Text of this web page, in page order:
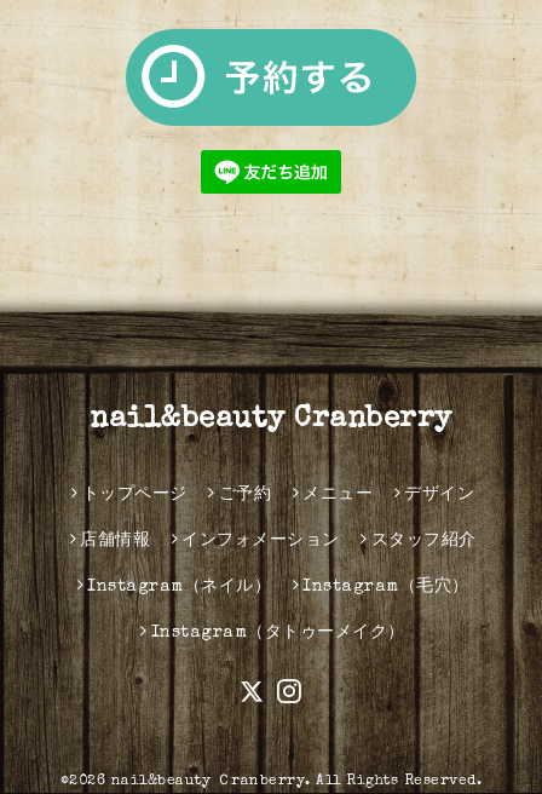
nail&beauty Cranberry
トップページ ご予約 メニュー デザイン
店舗情報 インフォメーション スタッフ紹介
Instagram（ネイル） Instagram（毛穴）
Instagram（タトゥーメイク）
©2026 nail&beauty Ｃranberry. All Rights Reserved.